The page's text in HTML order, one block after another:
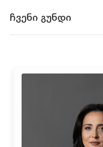
ჩვენი გუნდი